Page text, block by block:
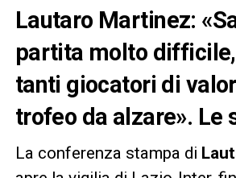
Lautaro Martinez:
partita molto
tanti giocatori di
trofeo da alzare». Le
La conferenza stampa di